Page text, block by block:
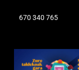
670 340 765